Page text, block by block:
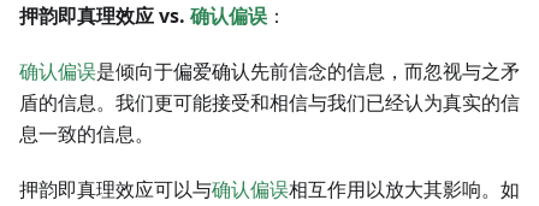
押韵即真理效应 vs. 确认偏误 ：
确认偏误是倾向于偏爱确认先前信念的信息，而忽视与之矛
盾的信息。我们更可能接受和相信与我们已经认为真实的信
息一致的信息。
押韵即真理效应可以与确认偏误相互作用以放大其影响。如